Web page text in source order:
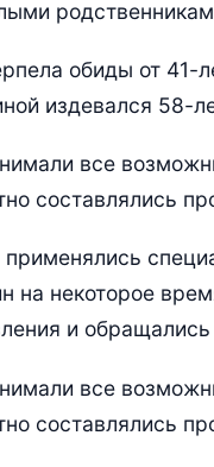
обиды от 41-
издевался 58-
все
составлялись
на некоторое
и
все
составлялись